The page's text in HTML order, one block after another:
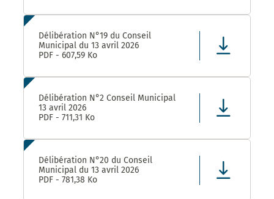
Délibération N°19 du Conseil
Municipal du 13 avril 2026
PDF - 607,59 Ko
Délibération N°2 Conseil Municipal
13 avril 2026
PDF - 711,31 Ko
Délibération N°20 du Conseil
Municipal du 13 avril 2026
PDF - 781,38 Ko